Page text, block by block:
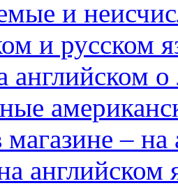
и
и русском
английском
– на
английском